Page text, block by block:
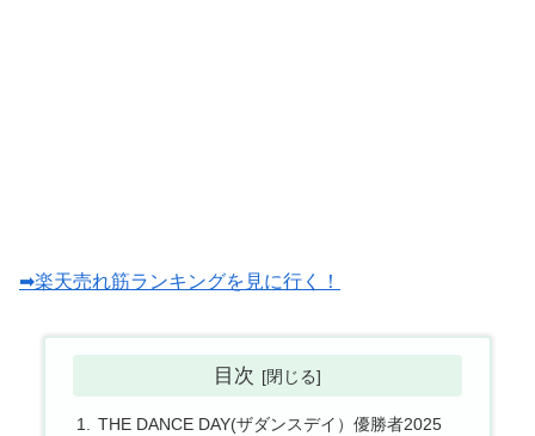
➡楽天売れ筋ランキングを見に行く！
目次
THE DANCE DAY(ザダンスデイ）優勝者2025